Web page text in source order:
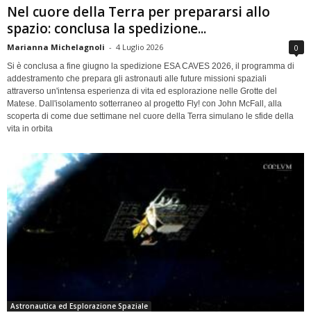
Nel cuore della Terra per prepararsi allo
spazio: conclusa la spedizione...
Marianna Michelagnoli - 4 Luglio 2026 0
Si è conclusa a fine giugno la spedizione ESA CAVES 2026, il programma di
addestramento che prepara gli astronauti alle future missioni spaziali
attraverso un'intensa esperienza di vita ed esplorazione nelle Grotte del
Matese. Dall'isolamento sotterraneo al progetto Fly! con John McFall, alla
scoperta di come due settimane nel cuore della Terra simulano le sfide della
vita in orbita
Astronautica ed Esplorazione Spaziale